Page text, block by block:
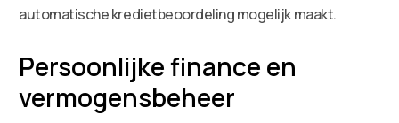
automatische kredietbeoordeling mogelijk maakt.
Persoonlijke finance en
vermogensbeheer